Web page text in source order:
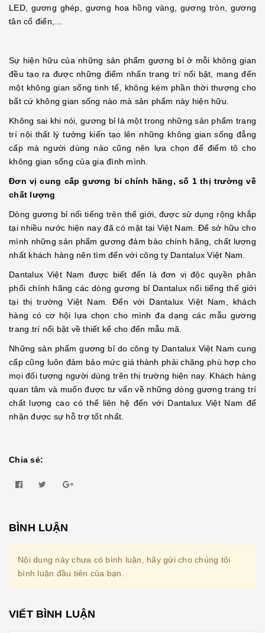
LED, gương ghép, gương hoa hồng vàng, gương tròn, gương
tân cổ điển,…
Sự hiện hữu của những sản phẩm gương bỉ ở mỗi không gian
đều tạo ra được những điểm nhấn trang trí nổi bật, mang đến
một không gian sống tinh tế, không kém phần thời thượng cho
bất cứ không gian sống nào mà sản phẩm này hiện hữu.
Không sai khi nói, gương bỉ là một trong những sản phẩm trang
trí nội thất lý tưởng kiến tạo lên những không gian sống đẳng
cấp mà người dùng nào cũng nên lựa chọn để điểm tô cho
không gian sống của gia đình mình.
Đơn vị cung cấp gương bỉ chính hãng, số 1 thị trường về
chất lượng
Dòng gương bỉ nổi tiếng trên thế giới, được sử dụng rộng khắp
tại nhiều nước hiện nay đã có mặt tại Việt Nam. Để sở hữu cho
mình những sản phẩm gương đảm bảo chính hãng, chất lượng
nhất khách hàng nên tìm đến với công ty Dantalux Việt Nam.
Dantalux Việt Nam được biết đến là đơn vị độc quyền phân
phối chính hãng các dòng gương bỉ Dantalux nổi tiếng thế giới
tại thị trường Việt Nam. Đến với Dantalux Việt Nam, khách
hàng có cơ hội lựa chọn cho mình đa dạng các mẫu gương
trang trí nổi bật về thiết kế cho đến mẫu mã.
Những sản phẩm gương bỉ do công ty Dantalux Việt Nam cung
cấp cũng luôn đảm bảo mức giá thành phải chăng phù hợp cho
mọi đối tượng người dùng trên thị trường hiện nay. Khách hàng
quan tâm và muốn được tư vấn về những dòng gương trang trí
chất lượng cao có thể liên hệ đến với Dantalux Việt Nam để
nhận được sự hỗ trợ tốt nhất.
Chia sẻ:
BÌNH LUẬN
Nội dung này chưa có bình luận, hãy gửi cho chúng tôi
bình luận đầu tiên của bạn.
VIẾT BÌNH LUẬN